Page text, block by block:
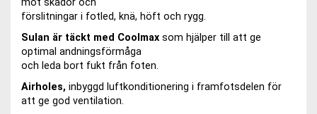
mot skador och
förslitningar i fotled, knä, höft och rygg.
Sulan är täckt med Coolmax som hjälper till att ge
optimal andningsförmåga
och leda bort fukt från foten.
Airholes, inbyggd luftkonditionering i framfotsdelen för
att ge god ventilation.